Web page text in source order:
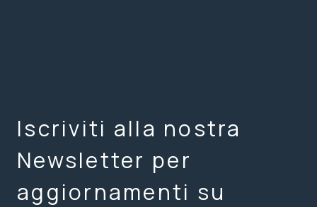
Iscriviti alla nostra
Newsletter per
aggiornamenti su